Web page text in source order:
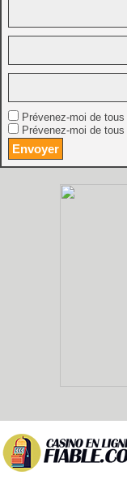
Prévenez-moi de
Prévenez-moi de